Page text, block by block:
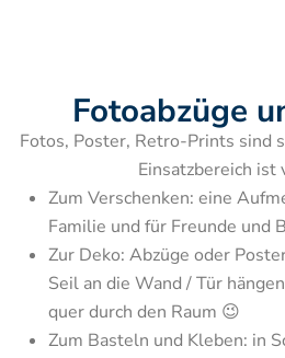
Fotoabzüge
Fotos, Poster, Retro-Prints sind
Zum Verschenken: eine
Familie und für Freunde und
Zur Deko: Abzüge oder
Seil an die Wand / Tür
quer durch den Raum 😉
Zum Basteln und Kleben: in